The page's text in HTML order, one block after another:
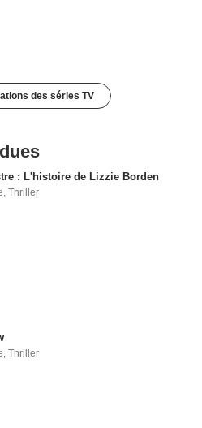
des séries TV
: L'histoire de Lizzie Borden
,Thriller
,Thriller